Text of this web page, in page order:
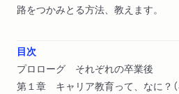
路をつかみとる方法、教えます。
目次
プロローグ それぞれの卒業後
第１章 キャリア教育って、なに？